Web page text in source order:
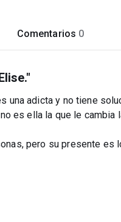
Comentarios 0
una adicta y no tiene
es ella la que le cambia
pero su presente es